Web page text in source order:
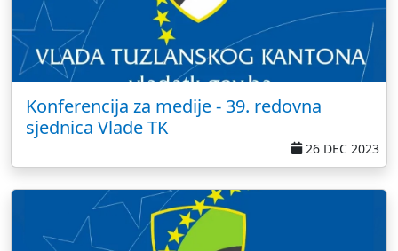
Konferencija za medije - 39. redovna
sjednica Vlade TK
26 DEC 2023